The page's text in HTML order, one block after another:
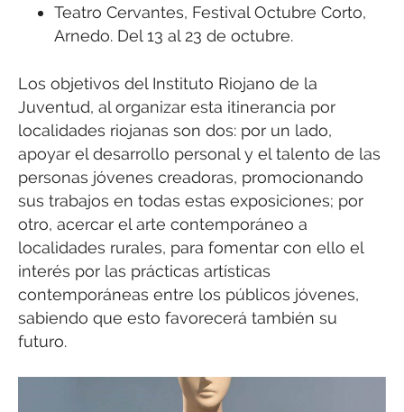
Teatro Cervantes, Festival Octubre Corto,
Arnedo. Del 13 al 23 de octubre.
Los objetivos del Instituto Riojano de la
Juventud, al organizar esta itinerancia por
localidades riojanas son dos: por un lado,
apoyar el desarrollo personal y el talento de las
personas jóvenes creadoras, promocionando
sus trabajos en todas estas exposiciones; por
otro, acercar el arte contemporáneo a
localidades rurales, para fomentar con ello el
interés por las prácticas artísticas
contemporáneas entre los públicos jóvenes,
sabiendo que esto favorecerá también su
futuro.